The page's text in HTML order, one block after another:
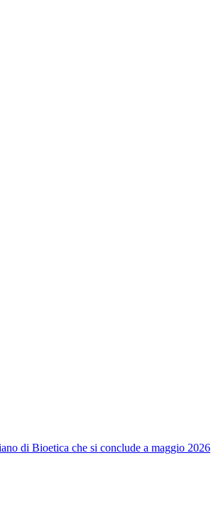
di Bioetica che si conclude a maggio 2026